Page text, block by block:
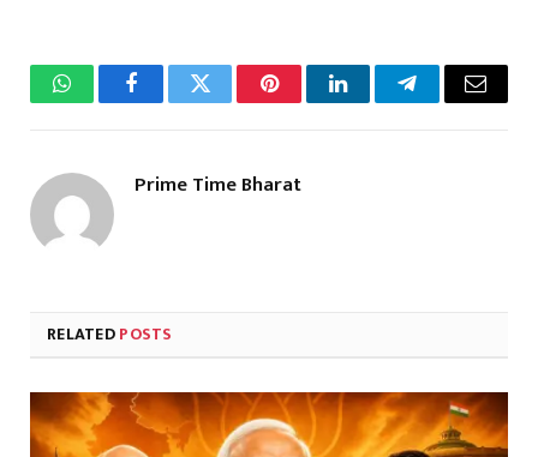
WhatsAppFacebookTwitter PinterestLinkedInTelegramEmail
Prime Time Bharat
RELATEDPOSTS